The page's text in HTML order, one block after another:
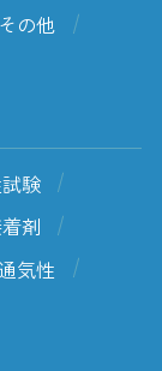
その他
験
剤
気性